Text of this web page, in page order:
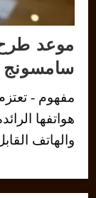
سامسونج
مفهوم -
والهاتف